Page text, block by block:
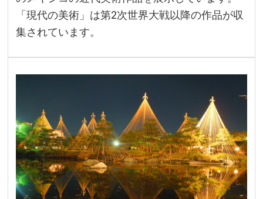
「現代の美術」は第2次世界大戦以降の作品が収
集されています。